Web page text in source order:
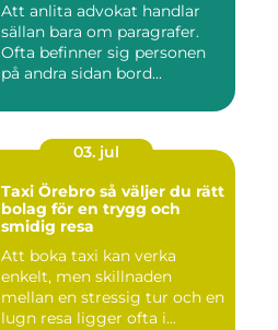
Att anlita advokat handlar
sällan bara om paragrafer.
Ofta befinner sig personen
på andra sidan bord...
03. jul
Taxi Örebro så väljer du rätt
bolag för en trygg och
smidig resa
Att boka taxi kan verka
enkelt, men skillnaden
mellan en stressig tur och en
lugn resa ligger ofta i...